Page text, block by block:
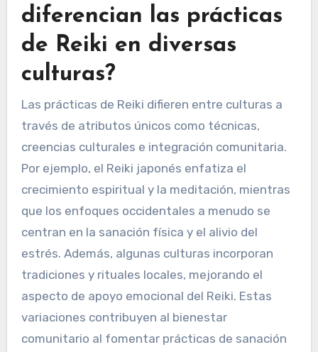
diferencian las prácticas
de Reiki en diversas
culturas?
Las prácticas de Reiki difieren entre culturas a
través de atributos únicos como técnicas,
creencias culturales e integración comunitaria.
Por ejemplo, el Reiki japonés enfatiza el
crecimiento espiritual y la meditación, mientras
que los enfoques occidentales a menudo se
centran en la sanación física y el alivio del
estrés. Además, algunas culturas incorporan
tradiciones y rituales locales, mejorando el
aspecto de apoyo emocional del Reiki. Estas
variaciones contribuyen al bienestar
comunitario al fomentar prácticas de sanación